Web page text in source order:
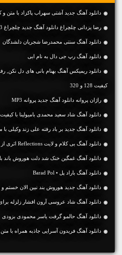
دانلود آهنگ جديد آشتی سهراب پاکزاد با متن و
رضا یزدانی چلچراغ دانلود آهنگ جدید چلچراغ MP3
دانلود آهنگ سنتی محمدرضا شجریان دلشدگان
دانلود آهنگ رپ جی دال به نام ابی
دانلود ریمیکس آهنگ بهنام بانی های دل نکن,
کیفیت 128 و 320
راژان پروانه دانلود آهنگ جدید پروانه MP3
دانلود آهنگ شاد سعید محمدی بامیولینا با کیفیت 128 و 320
دانلود آهنگ جديد بر باد رفته علی زند وکیلی
دانلود آهنگ بی کلام و لایت Reflections اثری از Eskimotion
دانلود آهنگ غمگین خنک شد دلت هوروش باند
دانلود آهنگ باراد پل • Barad Pol
دانلود آهنگ جديد هوروش بند نبین الان خستم
دانلود آهنگ شاد عروسی آرون افشار زلزله
دانلود آهنگ حالمو گرفت یاسر محمودی بزودی
دانلود آهنگ فریدون آسرایی جاذبه همراه با